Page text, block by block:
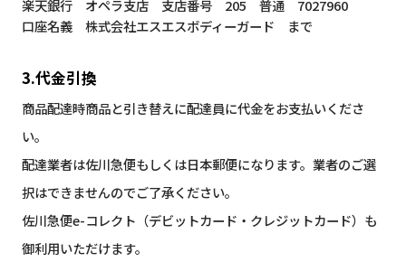
楽天銀行 オペラ支店 支店番号 205 普通 7027960
口座名義 株式会社エスエスボディーガード まで
3.代金引換
商品配達時商品と引き替えに配達員に代金をお支払いくださ
い。
配達業者は佐川急便もしくは日本郵便になります。業者のご選
択はできませんのでご了承ください。
佐川急便e-コレクト（デビットカード・クレジットカード）も
御利用いただけます。